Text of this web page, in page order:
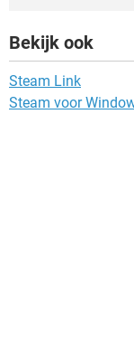
Bekijk ook
Steam Link
Steam voor